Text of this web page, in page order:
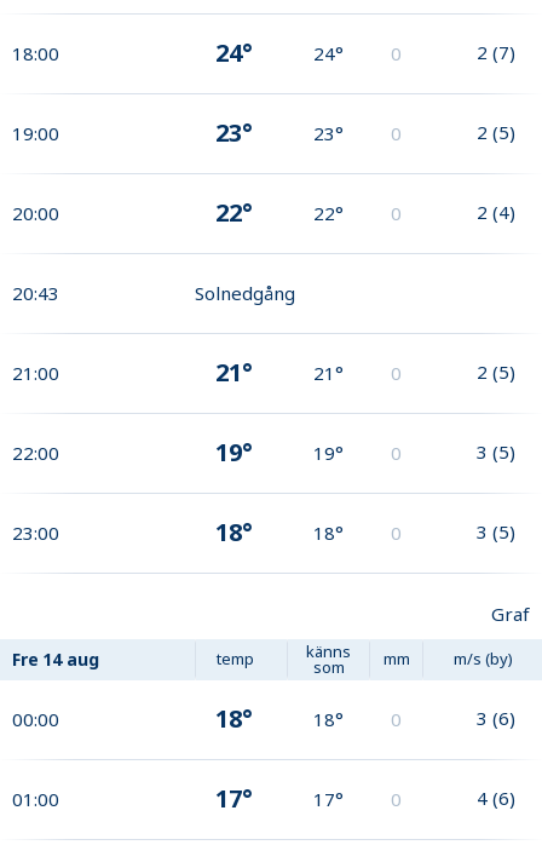
18:00 24° 24° 0 2 (7)
19:00 23° 23° 0 2 (5)
20:00 22° 22° 0 2 (4)
20:43 Solnedgång
21:00 21° 21° 0 2 (5)
22:00 19° 19° 0 3 (5)
23:00 18° 18° 0 3 (5)
Graf
Fre 14 aug temp känns
som mm m/s (by)
00:00 18° 18° 0 3 (6)
01:00 17° 17° 0 4 (6)